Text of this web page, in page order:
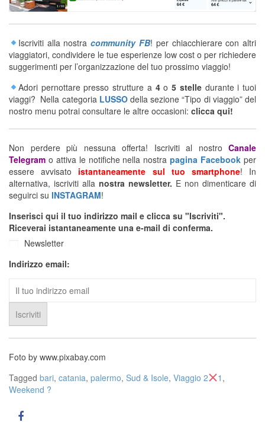
Iscriviti alla nostracommunity FB! per chiacchierare con altri
viaggiatori, condividere le tue esperienze low cost o per richiedere
suggerimenti per l’organizzazione del tuo prossimo viaggio!
Adori pernottare presso strutture a 4o5 stelledurante i tuoi
viaggi? Nella categoria LUSSOdella sezione “Tipo di viaggio” del
nostro menu potrai consultare le altre occasioni: clicca qui!
Non perdere più nessuna offerta! Iscriviti al nostro Canale
Telegram o attiva le notifiche nella nostra pagina Facebookper
essere avvisato istantaneamente sul tuo smartphone! In
alternativa, iscriviti alla nostra newsletter. E non dimenticare di
seguirci su INSTAGRAM!
Inserisci qui il tuo indirizzo mail e clicca su "Iscriviti".
Riceverai istantaneamente una e-mail di conferma.
Newsletter
Indirizzo email:
Foto by www.pixabay.com
Tagged bari, catania, palermo, Sud & Isole, Viaggio 2 1 ,
Weekend ?